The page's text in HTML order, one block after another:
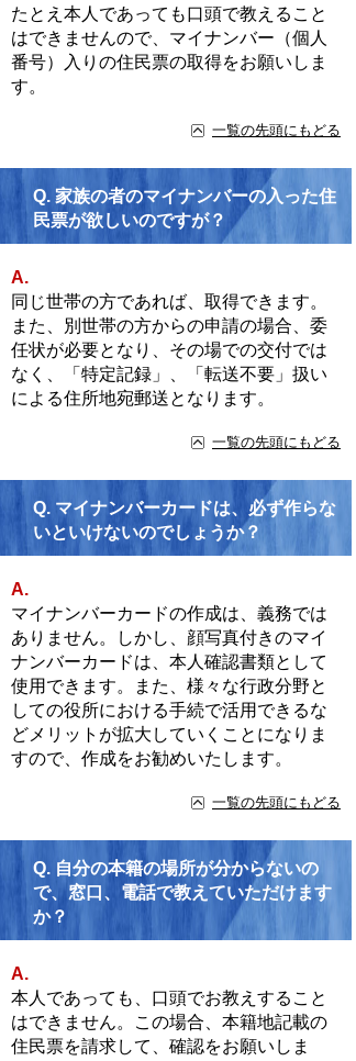
たとえ本人であっても口頭で教えること
はできませんので、マイナンバー（個人
番号）入りの住民票の取得をお願いしま
す。
一覧の先頭にもどる
Q. 家族の者のマイナンバーの入った住
民票が欲しいのですが？
A.
同じ世帯の方であれば、取得できます。
また、別世帯の方からの申請の場合、委
任状が必要となり、その場での交付では
なく、「特定記録」、「転送不要」扱い
による住所地宛郵送となります。
一覧の先頭にもどる
Q. マイナンバーカードは、必ず作らな
いといけないのでしょうか？
A.
マイナンバーカードの作成は、義務では
ありません。しかし、顔写真付きのマイ
ナンバーカードは、本人確認書類として
使用できます。また、様々な行政分野と
しての役所における手続で活用できるな
どメリットが拡大していくことになりま
すので、作成をお勧めいたします。
一覧の先頭にもどる
Q. 自分の本籍の場所が分からないの
で、窓口、電話で教えていただけます
か？
A.
本人であっても、口頭でお教えすること
はできません。この場合、本籍地記載の
住民票を請求して、確認をお願いしま